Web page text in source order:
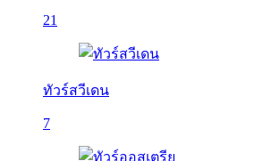
21
ทัวร์สวีเดน
7